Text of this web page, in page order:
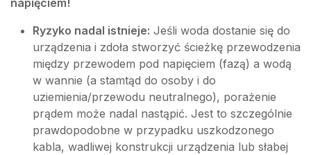
napięciem!
Ryzyko nadal istnieje: Jeśli woda dostanie się do
urządzenia i zdoła stworzyć ścieżkę przewodzenia
między przewodem pod napięciem (fazą) a wodą
w wannie (a stamtąd do osoby i do
uziemienia/przewodu neutralnego), porażenie
prądem może nadal nastąpić. Jest to szczególnie
prawdopodobne w przypadku uszkodzonego
kabla, wadliwej konstrukcji urządzenia lub słabej